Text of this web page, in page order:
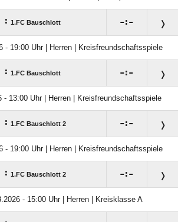
: 1.FC Bauschlott :
- 19:00 Uhr | Herren | Kreisfreundschaftsspiele
: 1.FC Bauschlott :
- 13:00 Uhr | Herren | Kreisfreundschaftsspiele
: 1.FC Bauschlott 2 :
- 19:00 Uhr | Herren | Kreisfreundschaftsspiele
: 1.FC Bauschlott 2 :
- 15:00 Uhr | Herren | Kreisklasse A